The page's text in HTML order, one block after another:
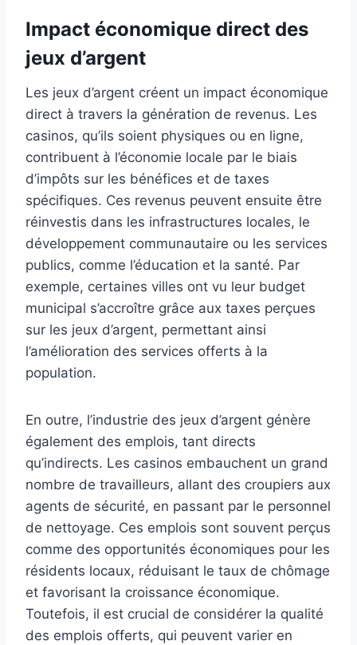
Impact économique direct des
jeux d’argent
Les jeux d’argent créent un impact économique
direct à travers la génération de revenus. Les
casinos, qu’ils soient physiques ou en ligne,
contribuent à l’économie locale par le biais
d’impôts sur les bénéfices et de taxes
spécifiques. Ces revenus peuvent ensuite être
réinvestis dans les infrastructures locales, le
développement communautaire ou les services
publics, comme l’éducation et la santé. Par
exemple, certaines villes ont vu leur budget
municipal s’accroître grâce aux taxes perçues
sur les jeux d’argent, permettant ainsi
l’amélioration des services offerts à la
population.
En outre, l’industrie des jeux d’argent génère
également des emplois, tant directs
qu’indirects. Les casinos embauchent un grand
nombre de travailleurs, allant des croupiers aux
agents de sécurité, en passant par le personnel
de nettoyage. Ces emplois sont souvent perçus
comme des opportunités économiques pour les
résidents locaux, réduisant le taux de chômage
et favorisant la croissance économique.
Toutefois, il est crucial de considérer la qualité
des emplois offerts, qui peuvent varier en